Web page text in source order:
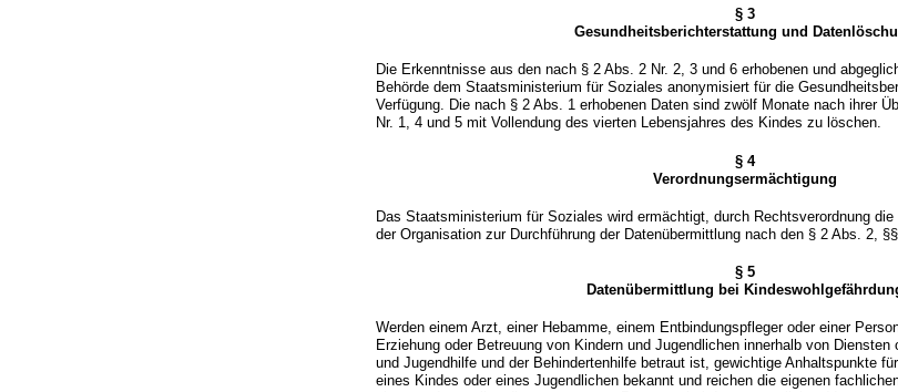
§ 3
Gesundheitsberichterstattung und
Die Erkenntnisse aus den nach § 2 Abs. 2 Nr. 2, 3 und 6 erhobenen und
Behörde dem Staatsministerium für Soziales anonymisiert für die
Verfügung. Die nach § 2 Abs. 1 erhobenen Daten sind zwölf Monate nach ihrer
Nr. 1, 4 und 5 mit Vollendung des vierten Lebensjahres des Kindes zu löschen.
§ 4
Verordnungsermächtigung
Das Staatsministerium für Soziales wird ermächtigt, durch Rechtsverordnung
der Organisation zur Durchführung der Datenübermittlung nach den § 2 Abs. 2,
§ 5
Datenübermittlung bei
Werden einem Arzt, einer Hebamme, einem Entbindungspfleger oder einer
Erziehung oder Betreuung von Kindern und Jugendlichen innerhalb von Diensten
und Jugendhilfe und der Behindertenhilfe betraut ist, gewichtige Anhaltspunkte
eines Kindes oder eines Jugendlichen bekannt und reichen die eigenen